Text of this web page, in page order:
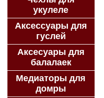
укулеле
Аксессуары для
гуслей
Аксесуары для
балалаек
Медиаторы для
домры